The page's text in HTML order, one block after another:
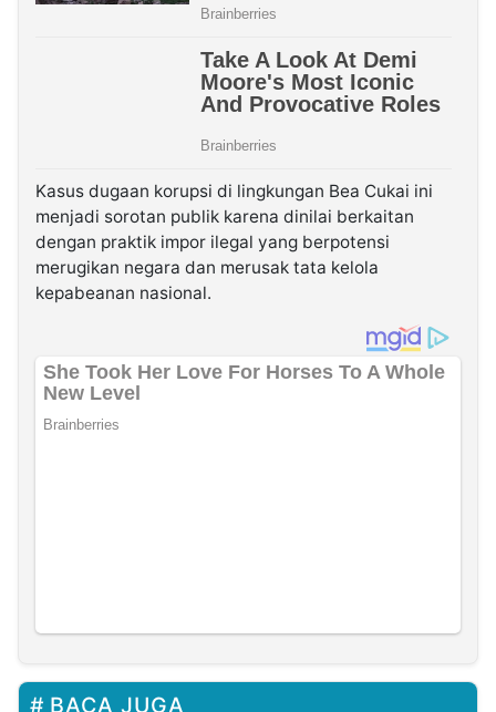
Kasus dugaan korupsi di lingkungan Bea Cukai ini
menjadi sorotan publik karena dinilai berkaitan
dengan praktik impor ilegal yang berpotensi
merugikan negara dan merusak tata kelola
kepabeanan nasional.
BACA JUGA